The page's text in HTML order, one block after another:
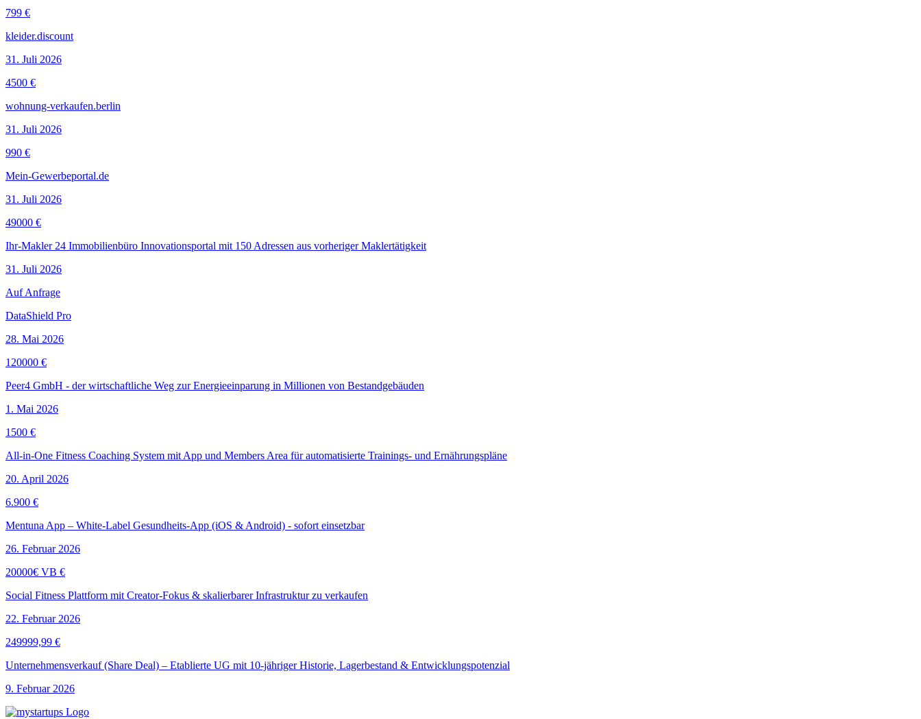
799 €
kleider.discount
31. Juli 2026
4500 €
wohnung-verkaufen.berlin
31. Juli 2026
990 €
Mein-Gewerbeportal.de
31. Juli 2026
49000 €
Ihr-Makler 24 Immobilienbüro Innovationsportal mit 150 Adressen aus vorheriger Maklertätigkeit
31. Juli 2026
Auf Anfrage
DataShield Pro
28. Mai 2026
120000 €
Peer4 GmbH - der wirtschaftliche Weg zur Energieeinparung in Millionen von Bestandgebäuden
1. Mai 2026
1500 €
All-in-One Fitness Coaching System mit App und Members Area für automatisierte Trainings- und Ernährungspläne
20. April 2026
6.900 €
Mentuna App – White-Label Gesundheits-App (iOS & Android) - sofort einsetzbar
26. Februar 2026
20000€ VB €
Social Fitness Plattform mit Creator-Fokus & skalierbarer Infrastruktur zu verkaufen
22. Februar 2026
249999,99 €
Unternehmensverkauf (Share Deal) – Etablierte UG mit 10-jähriger Historie, Lagerbestand & Entwicklungspotenzial
9. Februar 2026